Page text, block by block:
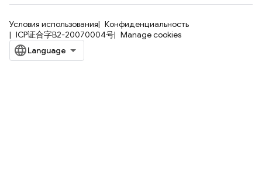
Условия использования
Конфиденциальность
ICP证合字B2-20070004号
Manage cookies